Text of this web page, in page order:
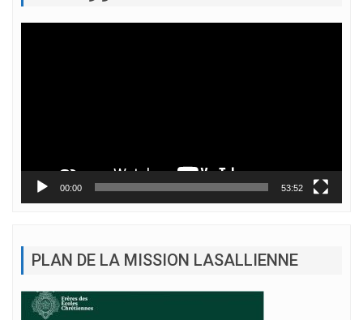
Lecteur
00:00 53:52
PLAN DE LA MISSION LASALLIENNE